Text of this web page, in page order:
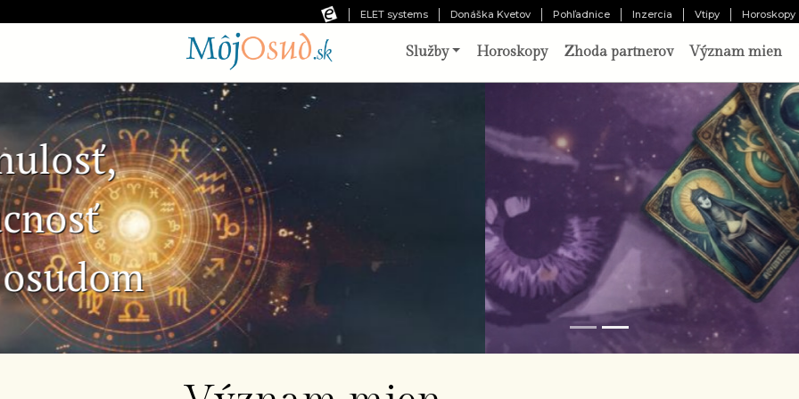
ELET systems Donáška Kvetov Pohľadnice Inzercia Vtipy Horoskopy
Služby Horoskopy Zhoda partnerov Význam mien
Čo vám pripravil osud?
Nechajte tri karty prehovoriť o vašej minulosti,
prítomnosti a budúcnosti. Výklad pripravený
Odhaliť
Predchádzajúca snímka